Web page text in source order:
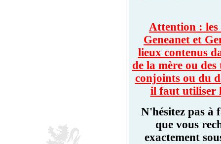
Attention : les
Geneanet et
lieux contenus
de la mère ou
conjoints ou du
il faut utiliser
N'hésitez pas à
que vous
exactement